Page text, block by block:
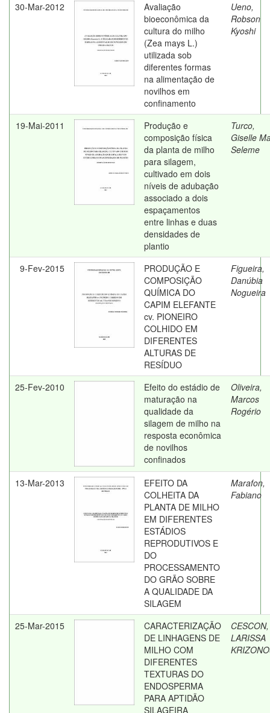
30-Mar-2012
Avaliação
bioeconômica da
cultura do milho
(Zea mays L.)
utilizada sob
diferentes formas
na alimentação de
novilhos em
confinamento
Ueno,
Robson
Kyoshi
19-Mai-2011
Produção e
composição física
da planta de milho
para silagem,
cultivado em dois
níveis de adubação
associado a dois
espaçamentos
entre linhas e duas
densidades de
plantio
Turco,
Giselle
Seleme
9-Fev-2015
PRODUÇÃO E
COMPOSIÇÃO
QUÍMICA DO
CAPIM ELEFANTE
cv. PIONEIRO
COLHIDO EM
DIFERENTES
ALTURAS DE
RESÍDUO
Figueira,
Danúbia
Nogueira
25-Fev-2010
Efeito do estádio de
maturação na
qualidade da
silagem de milho na
resposta econômica
de novilhos
confinados
Oliveira,
Marcos
Rogério
13-Mar-2013
EFEITO DA
COLHEITA DA
PLANTA DE MILHO
EM DIFERENTES
ESTÁDIOS
REPRODUTIVOS E
DO
PROCESSAMENTO
DO GRÃO SOBRE
A QUALIDADE DA
SILAGEM
Marafon,
Fabiano
25-Mar-2015
CARACTERIZAÇÃO
DE LINHAGENS DE
MILHO COM
DIFERENTES
TEXTURAS DO
ENDOSPERMA
PARA APTIDÃO
SILAGEIRA
CESCON,
LARISSA